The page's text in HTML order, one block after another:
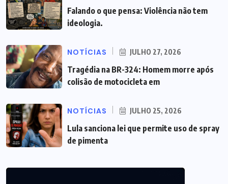
Falando o que pensa: Violência não tem
ideologia.
NOTÍCIAS JULHO 27, 2026
Tragédia na BR-324: Homem morre após
colisão de motocicleta em
NOTÍCIAS JULHO 25, 2026
Lula sanciona lei que permite uso de spray
de pimenta